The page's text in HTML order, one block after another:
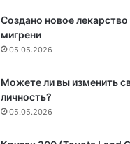
Создано новое
мигрени
05.05.2026
Можете ли вы изменить
личность?
05.05.2026